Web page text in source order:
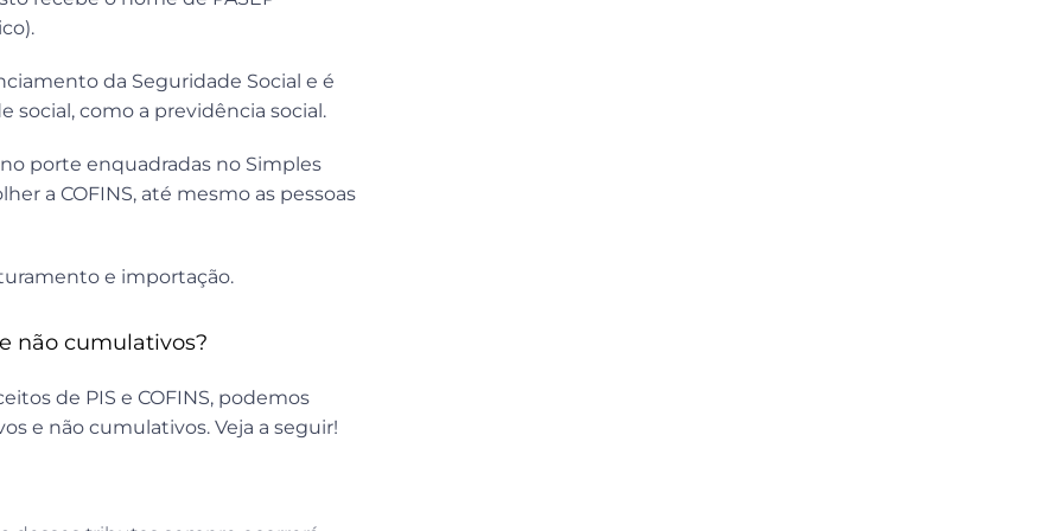
da Seguridade Social e é
como a previdência social.
porte enquadradas no Simples
a COFINS, até mesmo as pessoas
e importação.
não cumulativos?
de PIS e COFINS, podemos
e não cumulativos. Veja a seguir!